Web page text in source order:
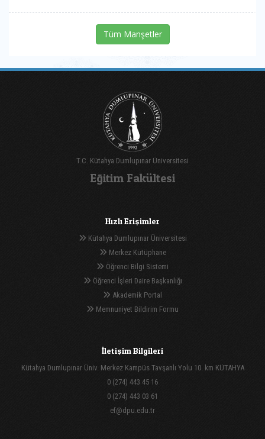
Tüm Manşetler
T.C. Kütahya Dumlupınar Üniversitesi
Eğitim Fakültesi
Hızlı Erişimler
Kütahya Dumlupınar Üniversitesi
Merkez Kütüphane
Öğrenci Bilgi Sistemi
Öğrenci İşleri Daire Başkanlığı
Akademik Portal
Memnuniyet Bildirim Formu
İletişim Bilgileri
Kütahya Dumlupınar Üniv. Merkez Kampüs Tavşanlı Yolu 10. km KÜTAHYA
0 (274) 443 45 16
0 (274) 443 03 61
ef@dpu.edu.tr